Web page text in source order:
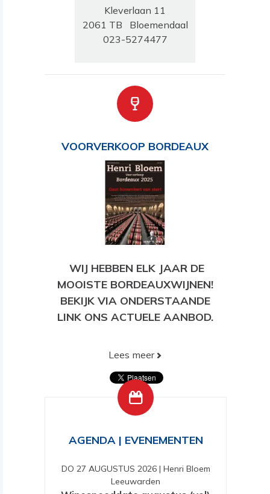
Kleverlaan 11
2061 TB Bloemendaal
023-5274477
VOORVERKOOP BORDEAUX
WIJ HEBBEN ELK JAAR DE
MOOISTE BORDEAUXWIJNEN!
BEKIJK VIA ONDERSTAANDE
LINK ONS ACTUELE AANBOD.
AANBOD!
Lees meer
AGENDA | EVENEMENTEN
DO 27 AUGUSTUS 2026| Henri Bloem
Leeuwarden